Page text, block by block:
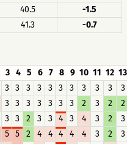
40.5
-1.5
41.3 -0.7
3 4 5 6 7 8 9 10 11 12 13
3 3 3 3 3 3 3 3 3 3
3
3 3 3 3 3 3 3 2 3 2
2
3 3 2 3 3 4 3 4 3 2
3
5 5 2 4 4 4 4 4 3 2
3